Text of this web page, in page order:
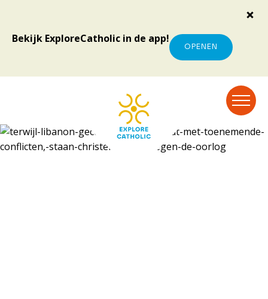
Bekijk ExploreCatholic in de app!
OPENEN